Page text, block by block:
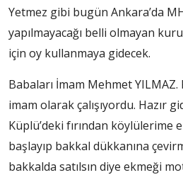
Yetmez gibi bugün Ankara’da
yapılmayacağı belli olmayan
için oy kullanmaya gidecek.
Babaları İmam Mehmet YILMAZ.
imam olarak çalışıyordu. Hazır
Küplü’deki fırından köylülerime
başlayıp bakkal dükkanına
bakkalda satılsın diye ekmeği